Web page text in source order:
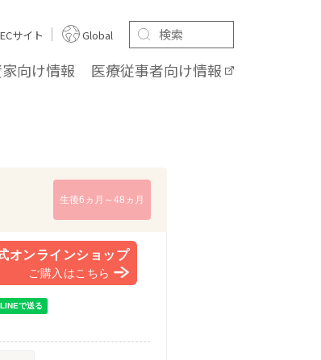
向け情報 医療従事者向け情報
ECサイト Global
生後6ヵ月～48ヵ月
オンラインショップ
ご購入はこちら